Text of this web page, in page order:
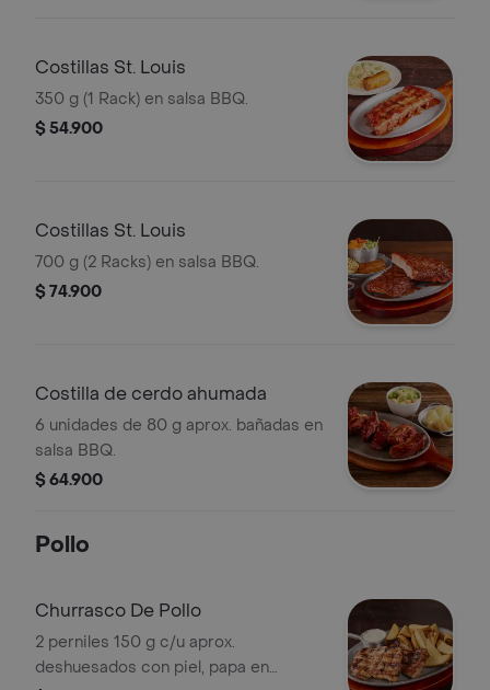
Costillas St. Louis
350 g (1 Rack) en salsa BBQ.
$ 54.900
Costillas St. Louis
700 g (2 Racks) en salsa BBQ.
$ 74.900
Costilla de cerdo ahumada
6 unidades de 80 g aprox. bañadas en
salsa BBQ.
$ 64.900
Pollo
Churrasco De Pollo
2 perniles 150 g c/u aprox.
deshuesados con piel, papa en